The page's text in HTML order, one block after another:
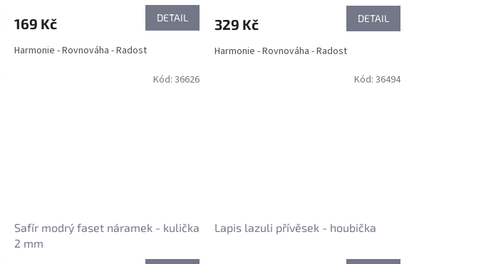
169 Kč DETAIL
Harmonie - Rovnováha - Radost
329 Kč DETAIL
Harmonie - Rovnováha - Radost
Safír modrý faset náramek - kulička
2 mm
Kód: 36626
Lapis lazuli přívěsek - houbička
Kód: 36494